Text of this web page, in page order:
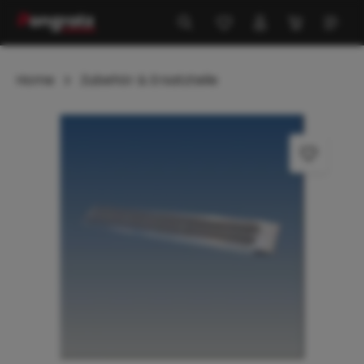
springen
Home Zubehör & Ersatzteile
Bildergalerie überspringen